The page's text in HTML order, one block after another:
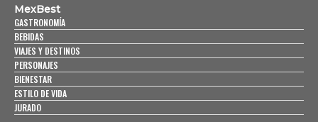
MexBest
GASTRONOMÍA
BEBIDAS
VIAJES Y DESTINOS
PERSONAJES
BIENESTAR
ESTILO DE VIDA
JURADO